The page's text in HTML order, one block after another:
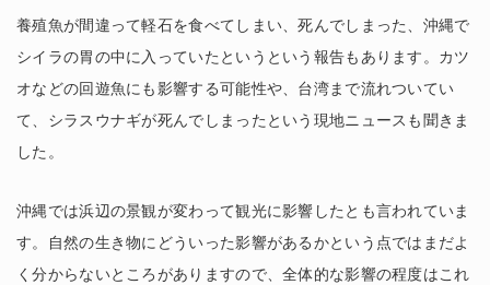
養殖魚が間違って軽石を食べてしまい、死んでしまった、沖縄で
シイラの胃の中に入っていたというという報告もあります。カツ
オなどの回遊魚にも影響する可能性や、台湾まで流れついてい
て、シラスウナギが死んでしまったという現地ニュースも聞きま
した。
沖縄では浜辺の景観が変わって観光に影響したとも言われていま
す。自然の生き物にどういった影響があるかという点ではまだよ
く分からないところがありますので、全体的な影響の程度はこれ